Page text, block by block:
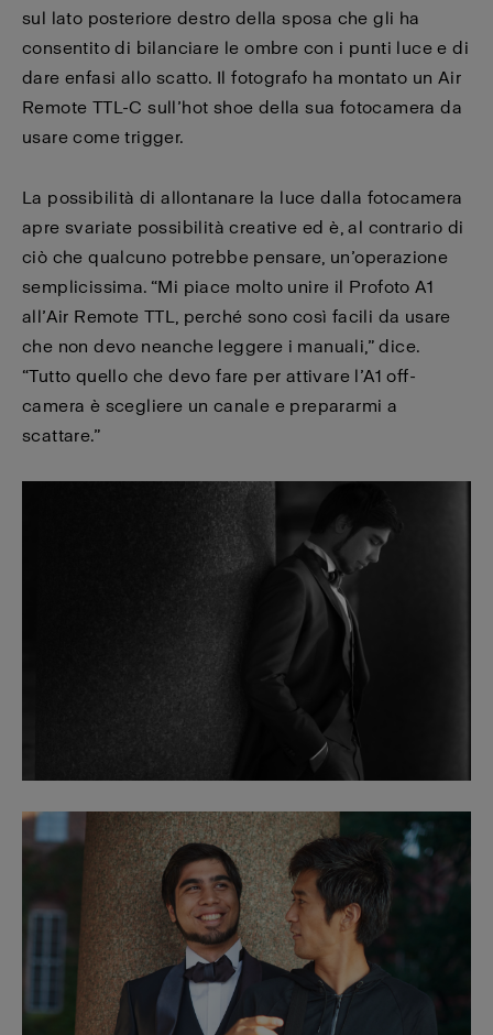
sul lato posteriore destro della sposa che gli ha
consentito di bilanciare le ombre con i punti luce e di
dare enfasi allo scatto. Il fotografo ha montato un Air
Remote TTL-C sull’hot shoe della sua fotocamera da
usare come trigger.
La possibilità di allontanare la luce dalla fotocamera
apre svariate possibilità creative ed è, al contrario di
ciò che qualcuno potrebbe pensare, un’operazione
semplicissima. “Mi piace molto unire il Profoto A1
all’Air Remote TTL, perché sono così facili da usare
che non devo neanche leggere i manuali,” dice.
“Tutto quello che devo fare per attivare l’A1 off-
camera è scegliere un canale e prepararmi a
scattare.”